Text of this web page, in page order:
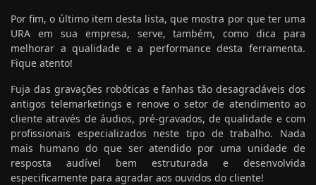
Por fim, o último item desta lista, que mostra por que ter uma
URA em sua empresa, serve, também, como dica para
melhorar a qualidade e a performance desta ferramenta.
Fique atento!
Fuja das gravações robóticas e fanhas tão desagradáveis dos
antigos telemarketings e renove o setor de atendimento ao
cliente através de áudios, pré-gravados, de qualidade e com
profissionais especializados neste tipo de trabalho. Nada
mais humano do que ser atendido por uma unidade de
resposta audível bem estruturada e desenvolvida
especificamente para agradar aos ouvidos do cliente!